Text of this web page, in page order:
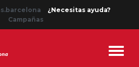
¿Necesitas ayuda?
Campañas